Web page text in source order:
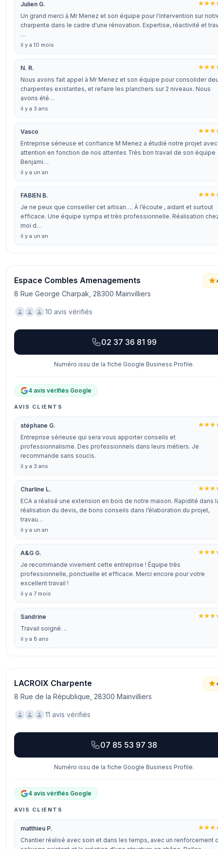
Julien G.
Un grand merci à Mr Menez et son équipe pour l'intervention sur
charpente dans le cadre d'une rénovation. Expertise, réactivité et
…
il y a 10 mois
N. R.
Nous avons fait appel à Mr Menez et son équipe pour consolider
charpentes existantes, et refaire les planchers sur 2 niveaux. Nous
avons été…
il y a 3 ans
Vasco
Entreprise sérieuse et confiance M Menez a étudié notre projet avec
attention en fonction de nos attentes Très bon travail de son équipe
Benjami…
il y a un an
FABIEN B.
Je ne peux que conseiller cet artisan…. À l’écoute , aidant et surtout
efficace. Une équipe sympa et très professionnelle. Réalisation
moi d…
il y a un an
Espace Combles Amenagements
8 Rue George Charpak, 28300 Mainvilliers
10 avis vérifiés
02 37 36 81 99
Numéro issu de la fiche Google Business Profile.
4 avis vérifiés Google
AVIS CLIENTS
stéphane G.
Entreprise sérieuse qui sera vous apporter conseils et
professionnalisme. Des professionnels dans leurs métiers. Je
recommande sans soucis.
il y a 3 ans
Charline L.
ECA a réalisé une extension en bois de notre maison. Rapidité dans
réalisation du devis, de bons conseils dans l’élaboration du projet,
travau…
il y a un an
A&G G.
Je recommande vivement cette entreprise ! Équipe très
professionnelle, ponctuelle et efficace. Merci encore pour votre
excellent travail !
il y a 7 mois
Sandrine
Travail soigné. ..
il y a 8 ans
LACROIX Charpente
8 Rue de la République, 28300 Mainvilliers
11 avis vérifiés
07 85 53 97 38
Numéro issu de la fiche Google Business Profile.
4 avis vérifiés Google
AVIS CLIENTS
matthieu P.
Chantier réalisé avec soin et dans les temps, avec un renforcement